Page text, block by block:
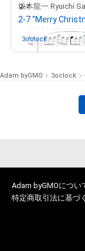
3oclockさんが保有
Adam byGMO 3oclock
Adam byGMOについ
特定商取引法に基づ